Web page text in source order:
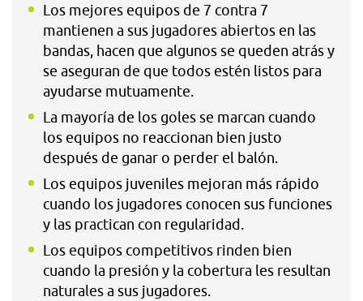
Los mejores equipos de 7 contra 7
mantienen a sus jugadores abiertos en las
bandas, hacen que algunos se queden atrás y
se aseguran de que todos estén listos para
ayudarse mutuamente.
La mayoría de los goles se marcan cuando
los equipos no reaccionan bien justo
después de ganar o perder el balón.
Los equipos juveniles mejoran más rápido
cuando los jugadores conocen sus funciones
y las practican con regularidad.
Los equipos competitivos rinden bien
cuando la presión y la cobertura les resultan
naturales a sus jugadores.